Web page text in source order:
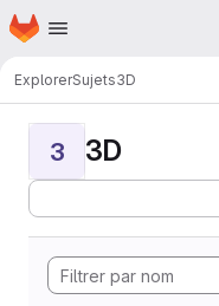
Passer au contenu principal
Page d'accueil
ExplorerSujets3D
3 3D